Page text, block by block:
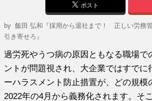
ポスト
by飯田 弘和『採用から退社まで！ 正しい労務
引き寄せろ』
過労死やうつ病の原因ともなる職場で
ントが問題視され、大企業ではすでに
ーハラスメント防止措置が、どの規模
2022年の4月から義務化されます。そ